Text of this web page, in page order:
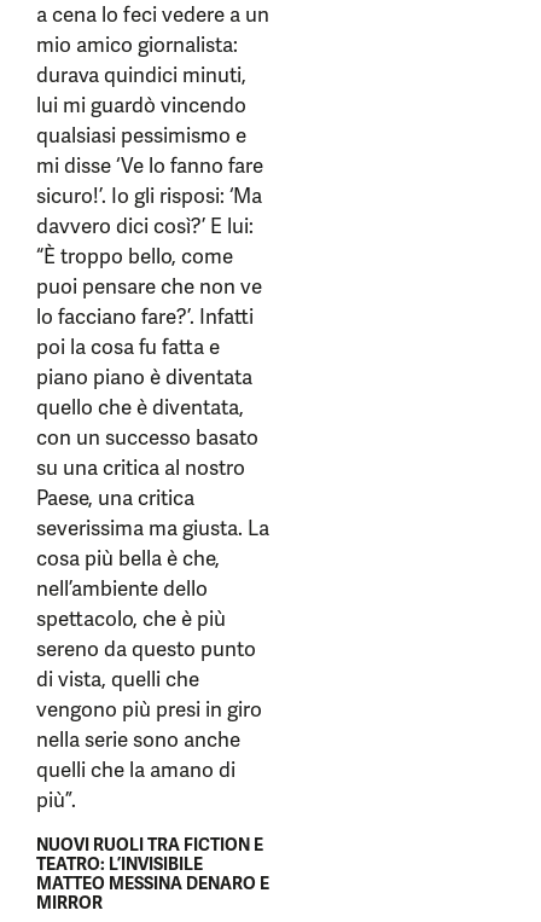
a cena lo feci vedere a un
mio amico giornalista:
durava quindici minuti,
lui mi guardò vincendo
qualsiasi pessimismo e
mi disse ‘Ve lo fanno fare
sicuro!’. Io gli risposi: ‘Ma
davvero dici così?’ E lui:
“È troppo bello, come
puoi pensare che non ve
lo facciano fare?’. Infatti
poi la cosa fu fatta e
piano piano è diventata
quello che è diventata,
con un successo basato
su una critica al nostro
Paese, una critica
severissima ma giusta. La
cosa più bella è che,
nell’ambiente dello
spettacolo, che è più
sereno da questo punto
di vista, quelli che
vengono più presi in giro
nella serie sono anche
quelli che la amano di
più”.
NUOVI RUOLI TRA FICTION E
TEATRO: L’INVISIBILE
MATTEO MESSINA DENARO E
MIRROR